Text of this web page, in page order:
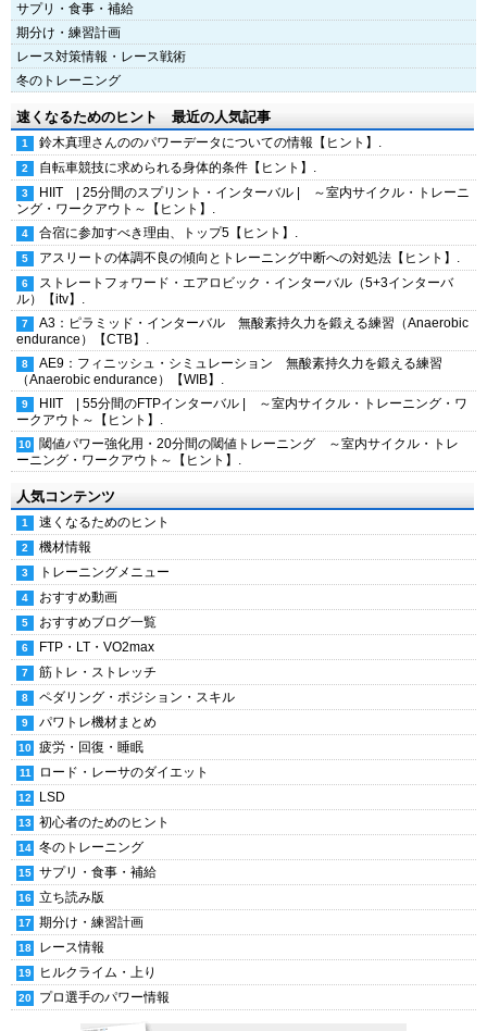
サプリ・食事・補給
期分け・練習計画
レース対策情報・レース戦術
冬のトレーニング
速くなるためのヒント 最近の人気記事
鈴木真理さんののパワーデータについての情報【ヒント】.
自転車競技に求められる身体的条件【ヒント】.
HIIT | 25分間のスプリント・インターバル | ～室内サイクル・トレーニ
ング・ワークアウト～【ヒント】.
合宿に参加すべき理由、トップ5【ヒント】.
アスリートの体調不良の傾向とトレーニング中断への対処法【ヒント】.
ストレートフォワード・エアロビック・インターバル（5+3インターバ
ル）【itv】.
A3：ピラミッド・インターバル 無酸素持久力を鍛える練習（Anaerobic
endurance）【CTB】.
AE9：フィニッシュ・シミュレーション 無酸素持久力を鍛える練習
（Anaerobic endurance）【WIB】.
HIIT | 55分間のFTPインターバル | ～室内サイクル・トレーニング・ワ
ークアウト～【ヒント】.
閾値パワー強化用・20分間の閾値トレーニング ～室内サイクル・トレ
ーニング・ワークアウト～【ヒント】.
人気コンテンツ
速くなるためのヒント
機材情報
トレーニングメニュー
おすすめ動画
おすすめブログ一覧
FTP・LT・VO2max
筋トレ・ストレッチ
ペダリング・ポジション・スキル
パワトレ機材まとめ
疲労・回復・睡眠
ロード・レーサのダイエット
LSD
初心者のためのヒント
冬のトレーニング
サプリ・食事・補給
立ち読み版
期分け・練習計画
レース情報
ヒルクライム・上り
プロ選手のパワー情報